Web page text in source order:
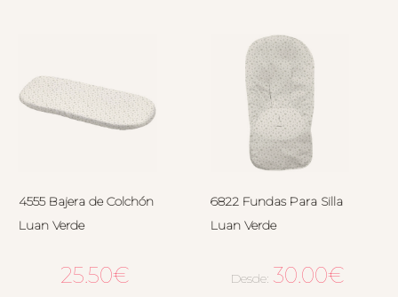
4555 Bajera de Colchón
Luan Verde
25.50€
6822 Fundas Para Silla
Luan Verde
Desde: 30.00€